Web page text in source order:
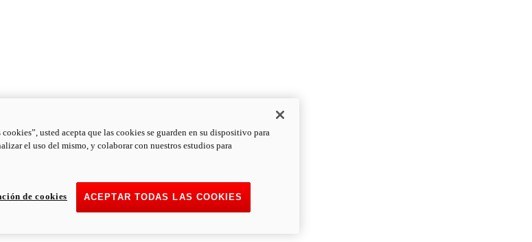
usted acepta que las cookies se guarden en su dispositivo para
el uso del mismo, y colaborar con nuestros estudios para
ACEPTAR TODAS LAS COOKIES
de cookies